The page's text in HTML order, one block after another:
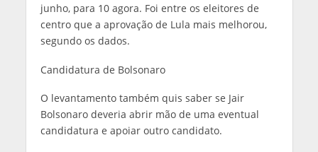
junho, para 10 agora. Foi entre os eleitores de
centro que a aprovação de Lula mais melhorou,
segundo os dados.
Candidatura de Bolsonaro
O levantamento também quis saber se Jair
Bolsonaro deveria abrir mão de uma eventual
candidatura e apoiar outro candidato.